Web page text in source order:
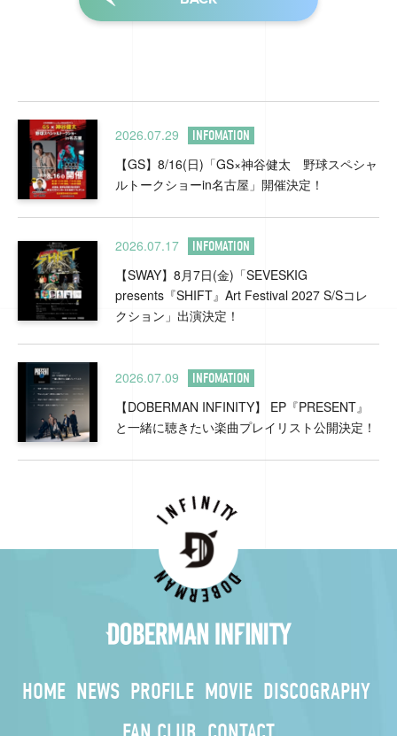
2026.07.29 INFOMATION
【GS】8/16(日)「GS×神谷健太 野球スペシャ
ルトークショーin名古屋」開催決定！
2026.07.17 INFOMATION
【SWAY】8月7日(金)「SEVESKIG
presents『SHIFT』Art Festival 2027 S/Sコレ
クション」出演決定！
2026.07.09 INFOMATION
【DOBERMAN INFINITY】 EP『PRESENT』
と一緒に聴きたい楽曲プレイリスト公開決定！
HOME NEWS PROFILE MOVIE DISCOGRAPHY